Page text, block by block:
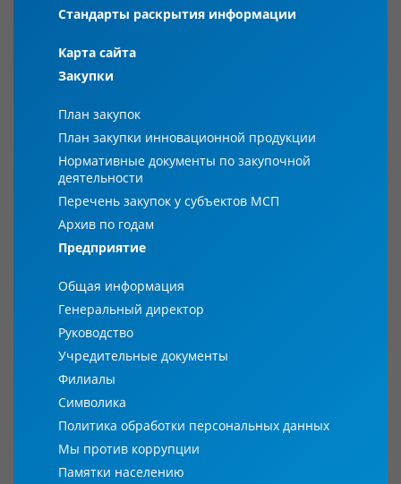
Стандарты раскрытия информации
Карта сайта
Закупки
План закупок
План закупки инновационной продукции
Нормативные документы по закупочной
деятельности
Перечень закупок у субъектов МСП
Архив по годам
Предприятие
Общая информация
Генеральный директор
Руководство
Учредительные документы
Филиалы
Символика
Политика обработки персональных данных
Мы против коррупции
Памятки населению